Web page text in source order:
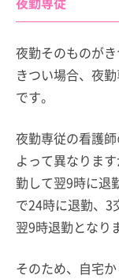
夜勤そのものが
きつい場合、夜
です。
夜勤専従の看護
よって異なりま
勤して翌9時に退
で24時に退勤、3
翌9時退勤となり
そのため、自宅